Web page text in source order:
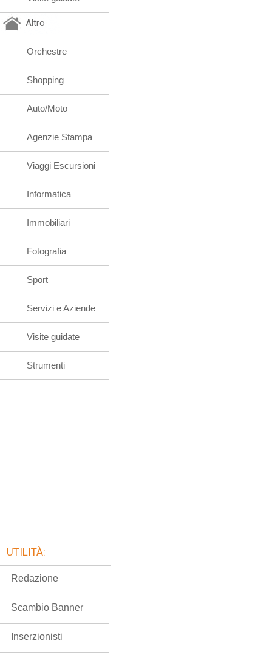
Altro
Orchestre
Shopping
Auto/Moto
Agenzie Stampa
Viaggi Escursioni
Informatica
Immobiliari
Fotografia
Sport
Servizi e Aziende
Visite guidate
Strumenti
UTILITÀ:
Redazione
Scambio Banner
Inserzionisti